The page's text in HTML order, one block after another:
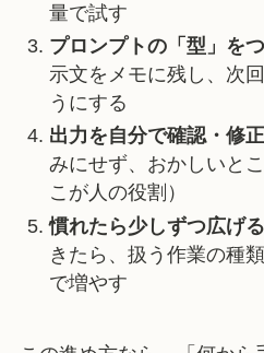
量で試す
プロンプトの「型」を
示文をメモに残し、次
うにする
出力を自分で確認・修
みにせず、おかしいと
こが人の役割）
慣れたら少しずつ広げる
きたら、扱う作業の種
で増やす